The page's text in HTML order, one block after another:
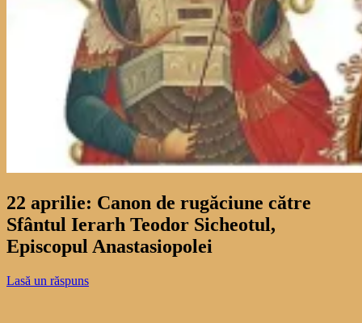
22 aprilie: Canon de rugăciune către
Sfântul Ierarh Teodor Sicheotul,
Episcopul Anastasiopolei
Lasă un răspuns